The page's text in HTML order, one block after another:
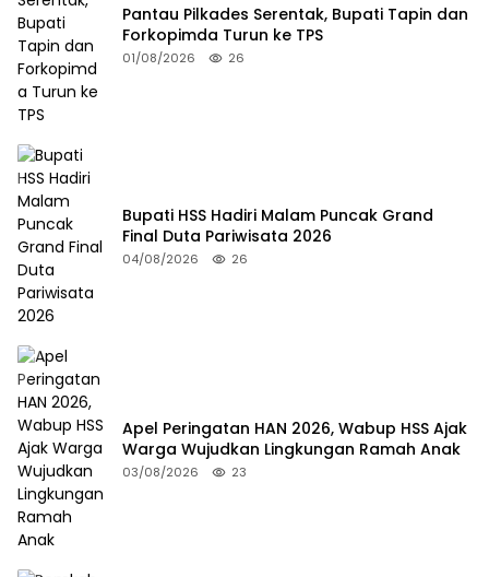
Pantau Pilkades Serentak, Bupati Tapin dan
Forkopimda Turun ke TPS
01/08/2026 26
Bupati HSS Hadiri Malam Puncak Grand
Final Duta Pariwisata 2026
04/08/2026 26
Apel Peringatan HAN 2026, Wabup HSS Ajak
Warga Wujudkan Lingkungan Ramah Anak
03/08/2026 23